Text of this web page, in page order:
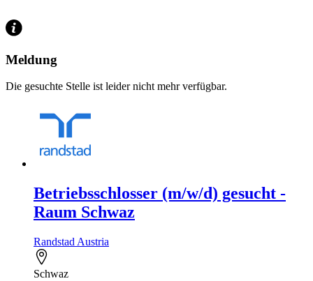
Meldung
Die gesuchte Stelle ist leider nicht mehr verfügbar.
Betriebsschlosser (m/w/d) gesucht -
Raum Schwaz
Randstad Austria
Schwaz